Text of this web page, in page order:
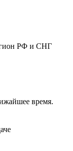
РФ и СНГ
время.